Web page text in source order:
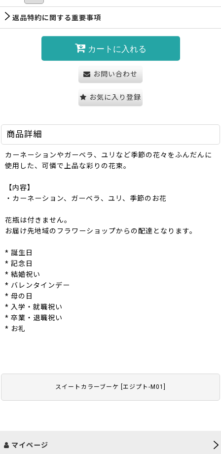
スイートカラーブーケ エジプト-M01
返品特約に関する重要事項
カートに入れる
お問い合わせ
お気に入り登録
商品詳細
カーネーションやガーベラ、ユリなど季節の花々をふんだんに
使用した、可憐で上品な彩りの花束。
【内容】
・カーネーション、ガーベラ、ユリ、季節のお花
花瓶は付きません。
お届け先地域のフラワーショップからの配達となります。
* 誕生日
* 記念日
* 結婚祝い
* バレンタインデー
* 母の日
* 入学・就職祝い
* 卒業・退職祝い
* お礼
マイページ